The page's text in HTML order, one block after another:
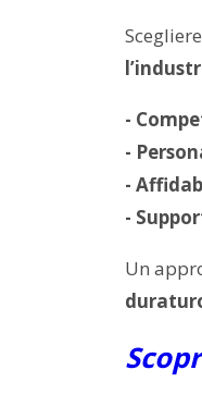
-
-
-
-
Un